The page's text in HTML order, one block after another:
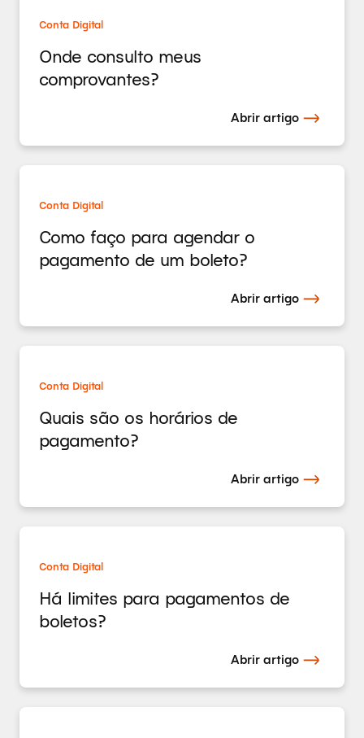
Conta Digital
Onde consulto meus
comprovantes?
Abrir artigo
Conta Digital
Como faço para agendar o
pagamento de um boleto?
Abrir artigo
Conta Digital
Quais são os horários de
pagamento?
Abrir artigo
Conta Digital
Há limites para pagamentos de
boletos?
Abrir artigo